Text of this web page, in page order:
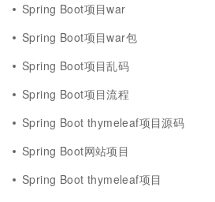
Spring Boot项目war
Spring Boot项目war包
Spring Boot项目乱码
Spring Boot项目流程
Spring Boot thymeleaf项目源码
Spring Boot网站项目
Spring Boot thymeleaf项目